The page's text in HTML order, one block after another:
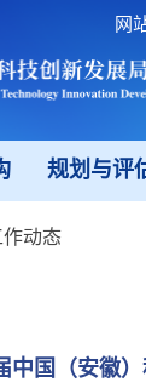
网
规划与评
作动态
中国（安徽